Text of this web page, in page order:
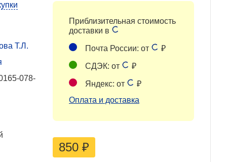
Т.Л.
078-
Приблизительная стоимость
доставки в
Почта России: от ₽
СДЭК: от ₽
Яндекс: от
₽
Оплата и доставка
850 ₽